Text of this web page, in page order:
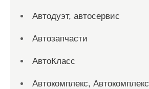
Автодуэт, автосервис
Автозапчасти
АвтоКласс
Автокомплекс, Автокомплекс